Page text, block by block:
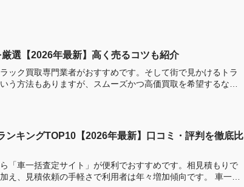
選【2026年最新】高く売るコツも紹介
ック買取専門業者がおすすめです。そして街で見かけるトラ
う方法もありますが、スムーズかつ高価買取を希望するな
ンキングTOP10【2026年最新】口コミ・評判を徹底比
「車一括査定サイト」が便利でおすすめです。相見積もりで
、見積依頼の手軽さで利用者は年々増加傾向です。 車一括